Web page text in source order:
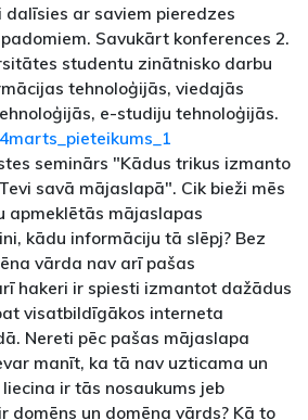
ar saviem pieredzes
Savukārt konferences 2.
studentu zinātnisko darbu
tehnoloģijās, viedajās
e-studiju tehnoloģijās.
seminārs "Kādus trikus izmanto
savā mājaslapā". Cik bieži mēs
apmeklētās mājaslapas
kādu informāciju tā slēpj? Bez
vārda nav arī pašas
hakeri ir spiesti izmantot dažādus
visatbildīgākos interneta
Nereti pēc pašas mājaslapa
manīt, ka tā nav uzticama un
ir tās nosaukums jeb
domēns un domēna vārds? Kā to